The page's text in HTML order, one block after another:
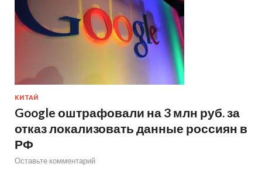
КИТАЙ
Google оштрафовали на 3 млн руб. за
отказ локализовать данные россиян в
РФ
Оставьте комментарий